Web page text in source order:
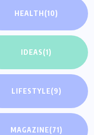
HEALTH (10)
IDEAS(1)
LIFESTYLE(9)
MAGAZINE(71)